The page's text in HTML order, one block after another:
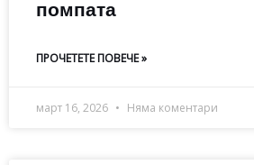
помпата
ПРОЧЕТЕТЕ ПОВЕЧЕ »
март 16, 2026 Няма коментари